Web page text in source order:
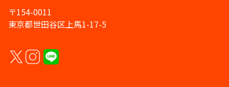
〒154-0011
東京都世田谷区上馬1-17-5